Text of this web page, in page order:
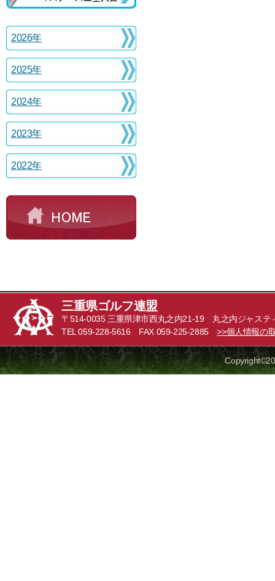
2026年
2025年
2024年
2023年
2022年
三重県ゴルフ連盟
〒514-0035 三重県津市西丸之内21-19 丸之内ジャステ
TEL 059-228-5616 FAX 059-225-2885>>個人情報の